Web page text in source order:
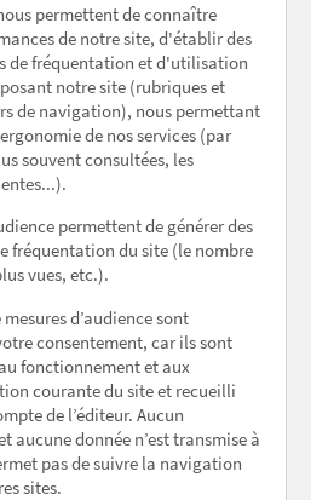
permettent de connaître
de notre site, d'établir des
de fréquentation et d'utilisation
notre site (rubriques et
de navigation), nous permettant
de nos services (par
souvent consultées, les
permettent de générer des
fréquentation du site (le nombre
vues, etc.).
d’audience sont
consentement, car ils sont
fonctionnement et aux
courante du site et recueilli
de l’éditeur. Aucun
aucune donnée n’est transmise à
pas de suivre la navigation
sites.